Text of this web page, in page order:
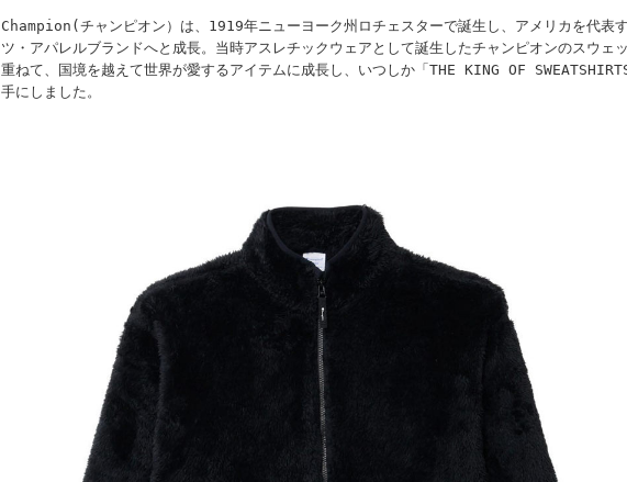
Champion(チャンピオン）は、1919年ニューヨーク州ロチェスターで誕生し、アメリカを代表
ツ・アパレルブランドへと成長。当時アスレチックウェアとして誕生したチャンピオンのスウェ
重ねて、国境を越えて世界が愛するアイテムに成長し、いつしか「THE KING OF
手にしました。